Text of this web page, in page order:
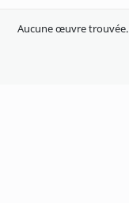
Aucune œuvre trouvée.